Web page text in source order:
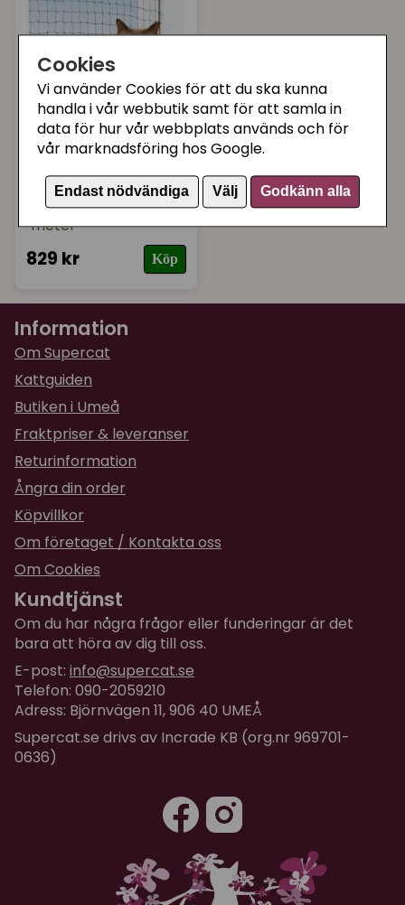
Cookies
Vi använder Cookies för att du ska kunna
handla i vår webbutik samt för att samla in
data för hur vår webbplats används och för
vår marknadsföring hos Google.
Endast nödvändiga Välj Godkänn alla
Balkongnät
"Bitsäkert wired" 8 x 3
meter
829 kr Köp
Information
Om Supercat
Kattguiden
Butiken i Umeå
Fraktpriser & leveranser
Returinformation
Ångra din order
Köpvillkor
Om företaget / Kontakta oss
Om Cookies
Kundtjänst
Om du har några frågor eller funderingar är det
bara att höra av dig till oss.
E-post: info@supercat.se
Telefon: 090-2059210
Adress: Björnvägen 11, 906 40 UMEÅ
Supercat.se drivs av Incrade KB (org.nr 969701-
0636)